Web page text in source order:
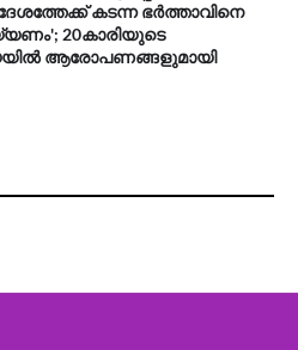
കടന്ന ഭർത്താവിനെ
20കാരിയുടെ
ആരോപണങ്ങളുമായി